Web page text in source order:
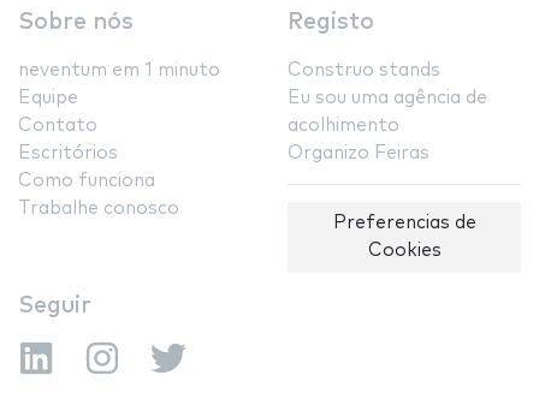
Sobre nós
neventum em 1 minuto
Equipe
Contato
Escritórios
Como funciona
Trabalhe conosco
Registo
Construo stands
Eu sou uma agência de
acolhimento
Organizo Feiras
Preferencias de
Cookies
Seguir